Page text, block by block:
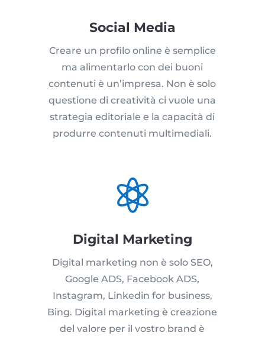
Social Media
Creare un profilo online è semplice
ma alimentarlo con dei buoni
contenuti è un’impresa. Non è solo
questione di creatività ci vuole una
strategia editoriale e la capacità di
produrre contenuti multimediali.

Digital Marketing
Digital marketing non è solo SEO,
Google ADS, Facebook ADS,
Instagram, Linkedin for business,
Bing. Digital marketing è creazione
del valore per il vostro brand è